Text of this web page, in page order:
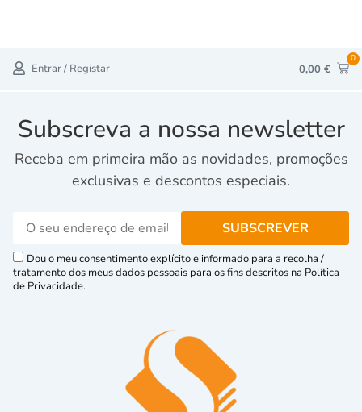
Entrar / Registar 0,00 €
0
Subscreva a nossa newsletter
Receba em primeira mão as novidades, promoções
exclusivas e descontos especiais.
Dou o meu consentimento explícito e informado para a recolha /
tratamento dos meus dados pessoais para os fins descritos na Política
de Privacidade.